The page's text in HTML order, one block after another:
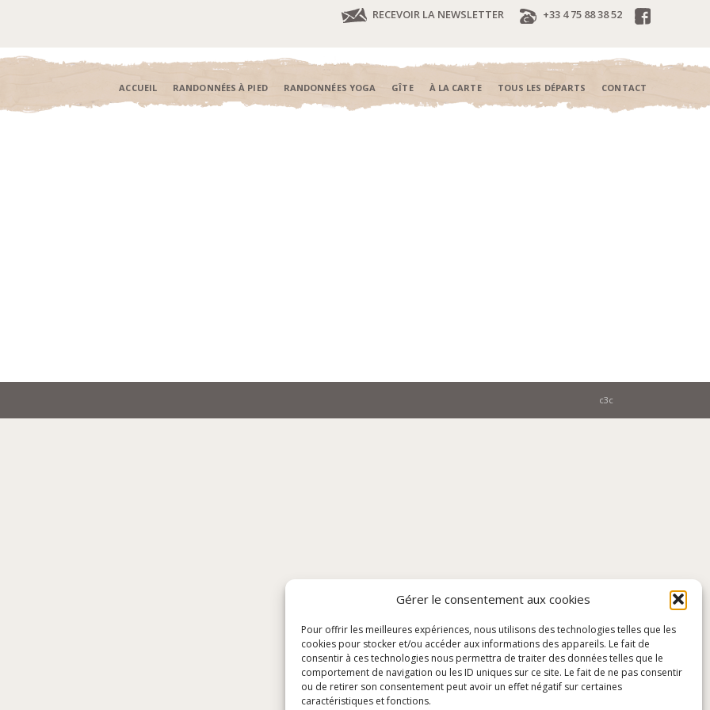
Gérer le consentement aux cookies
Pour offrir les meilleures expériences, nous utilisons des technologies telles que les
cookies pour stocker et/ou accéder aux informations des appareils. Le fait de
consentir à ces technologies nous permettra de traiter des données telles que le
comportement de navigation ou les ID uniques sur ce site. Le fait de ne pas consentir
ou de retirer son consentement peut avoir un effet négatif sur certaines
caractéristiques et fonctions.
RECEVOIR LA NEWSLETTER +33 4 75 88 38 52
ACCUEIL RANDONNÉES À PIED RANDONNÉES YOGA GÎTE À LA CARTE TOUS LES DÉPARTS CONTACT
c3c